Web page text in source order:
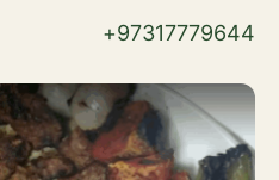
97317779644+